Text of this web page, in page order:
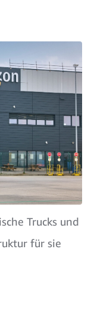
Trucks und
für sie